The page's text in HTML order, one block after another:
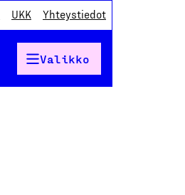
UKK Yhteystiedot
Valikko